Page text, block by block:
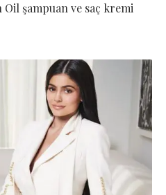
şampuan ve saç kremi